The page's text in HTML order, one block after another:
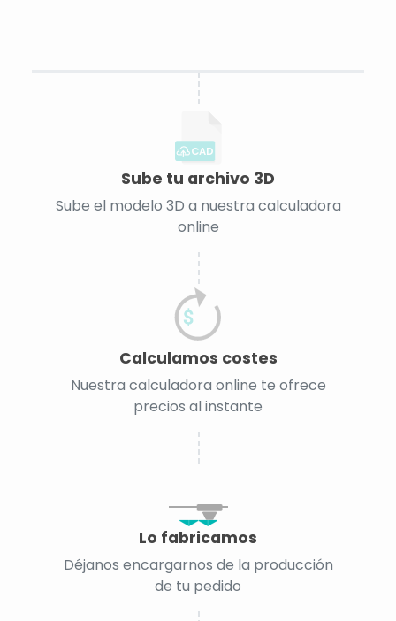
CAD
Sube tu archivo 3D
Sube el modelo 3D a nuestra calculadora
online
Calculamos costes
Nuestra calculadora online te ofrece
precios al instante
Lo fabricamos
Déjanos encargarnos de la producción
de tu pedido